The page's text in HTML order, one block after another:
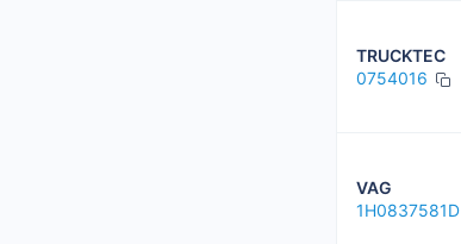
TRUCKTEC
0754016
VAG
1H0837581D